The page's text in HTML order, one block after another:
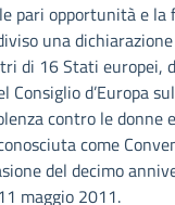
pari opportunità e la
una
di 16 Stati europei,
Consiglio d’Europa
contro le donne
come
del decimo
maggio 2011.